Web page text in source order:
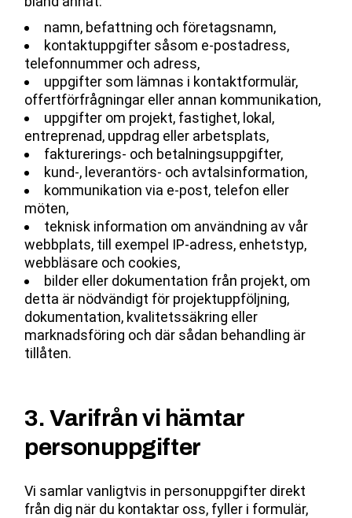
namn, befattning och företagsnamn,
kontaktuppgifter såsom e-postadress,
telefonnummer och adress,
uppgifter som lämnas i kontaktformulär,
offertförfrågningar eller annan kommunikation,
uppgifter om projekt, fastighet, lokal,
entreprenad, uppdrag eller arbetsplats,
fakturerings- och betalningsuppgifter,
kund-, leverantörs- och avtalsinformation,
kommunikation via e-post, telefon eller
möten,
teknisk information om användning av vår
webbplats, till exempel IP-adress, enhetstyp,
webbläsare och cookies,
bilder eller dokumentation från projekt, om
detta är nödvändigt för projektuppföljning,
dokumentation, kvalitetssäkring eller
marknadsföring och där sådan behandling är
tillåten.
3. Varifrån vi hämtar
personuppgifter
Vi samlar vanligtvis in personuppgifter direkt
från dig när du kontaktar oss, fyller i formulär,